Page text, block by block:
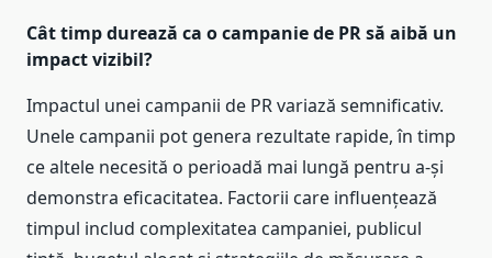
Cât timp durează ca o campanie de PR să aibă un
impact vizibil?
Impactul unei campanii de PR variază semnificativ.
Unele campanii pot genera rezultate rapide, în timp
ce altele necesită o perioadă mai lungă pentru a-și
demonstra eficacitatea. Factorii care influențează
timpul includ complexitatea campaniei, publicul